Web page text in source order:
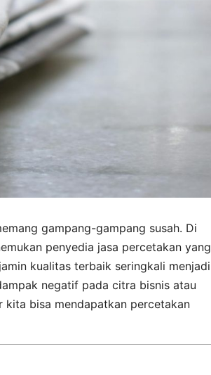
gampang-gampang susah. Di
penyedia jasa percetakan yang
kualitas terbaik seringkali menjadi
negatif pada citra bisnis atau
kita bisa mendapatkan percetakan